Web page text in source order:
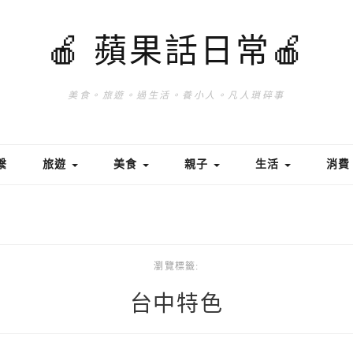
🍎 蘋果話日常🍎
美食。旅遊。過生活。養小人。凡人瑣碎事
旅遊 美食 親子 生活 消費
瀏覽標籤:
台中特色